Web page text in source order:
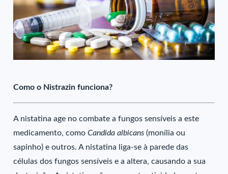
Como o Nistrazin funciona?
A nistatina age no combate a fungos sensíveis a este
medicamento, comoCandida albicans (monília ou
sapinho) e outros. A nistatina liga-se à parede das
células dos fungos sensíveis e a altera, causando a sua